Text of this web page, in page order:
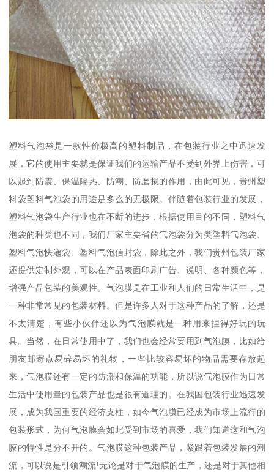
塑料气泡袋是一款性价极高的塑料制品，在包装行业之中迅速发
展，它的使用主要就是保证我们的运输产品不受到外界上伤害，可
以起到防震、保温隔热、防潮、防磨损的作用，由此可见，贵州塑
料袋塑料气泡袋的用途是多么的无极限。伴随着包装行业的发展，
塑料气泡袋生产行业也在不断的进步，根据使用目的不同，塑料气
泡袋的种类也不同，我们厂家主要省的气泡袋分为类塑料气泡袋、
塑料气泡快递袋、塑料气泡信封袋，除此之外，我们贵州包装厂家
还提供定制外观，可以在产品表面印刷广告、说明、各种颜色等，
增强产品包装的美观性。气泡膜是在工业和人们的日常生活中，是
一种非常常见的包装材料。但是许多人对于这种产品的了解，还是
不太清楚，有些小伙伴还以为气泡膜就是一种用来捏得好玩的玩
具。当然，在日常使用中了，我们也会经常要用到气泡膜，比如给
朋友邮寄点易碎易坏的礼物，一些比较容易坏的物品需要存放起
来，气泡膜还有一定的防潮和保温的功能，所以说气泡膜作为日常
生活中使用量的包装产品也是很有道理的。在我国包装行业迅速发
展，成为我国重要的经济支柱，如今气泡膜已经成为市场上流行的
包装形式，为何气泡膜会如此受到市场的喜爱，我们知道这和气泡
膜的特性是分不开的。气泡膜这种包装产品，紧跟着包装发展的潮
流，可以说是引领潮流!无论是对于气泡膜的生产，还是对于其他相